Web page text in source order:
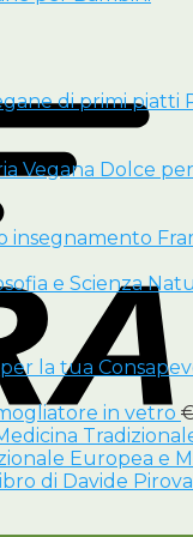
Dolce
in vetro
Europea e